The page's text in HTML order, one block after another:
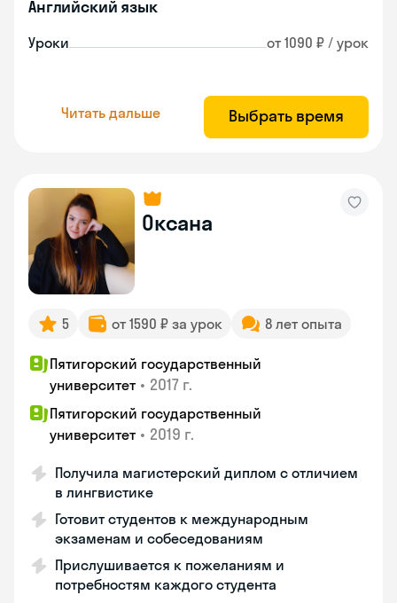
Английский язык
Уроки от 1090 ₽ / урок
Читать дальше Выбрать время
Оксана
5 от 1590 ₽ за урок 8 лет опыта
Пятигорский государственный
университет • 2017 г.
Пятигорский государственный
университет • 2019 г.
Получила магистерский диплом с отличием
в лингвистике
Готовит студентов к международным
экзаменам и собеседованиям
Прислушивается к пожеланиям и
потребностям каждого студента